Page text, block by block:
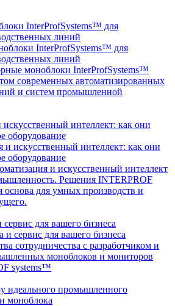
InterProfSystems™ для
линий
моноблоки InterProfSystems™
современных автоматизированных
и систем промышленной
искусственный интеллект: как они
оборудование
и искусственный интеллект
Решения INTERPROF
для умных производств и
для вашего бизнеса
сотрудничества с разработчиком и
моноблоков и мониторов
systems™
идеального промышленного
моноблока